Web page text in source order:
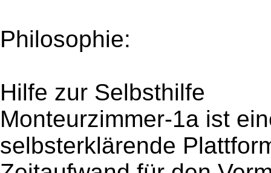
Philosophie:
Hilfe zur Selbsthilfe
Monteurzimmer-1a ist
selbsterklärende